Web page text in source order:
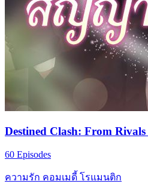
Destined Clash: From
60 Episodes
ความรัก คอมเมดี้ โรแมนติก